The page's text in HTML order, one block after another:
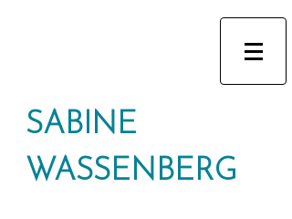
SABINE
WASSENBERG